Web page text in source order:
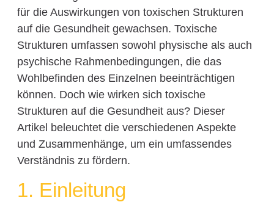
für die Auswirkungen von toxischen Strukturen
auf die Gesundheit gewachsen. Toxische
Strukturen umfassen sowohl physische als auch
psychische Rahmenbedingungen, die das
Wohlbefinden des Einzelnen beeinträchtigen
können. Doch wie wirken sich toxische
Strukturen auf die Gesundheit aus? Dieser
Artikel beleuchtet die verschiedenen Aspekte
und Zusammenhänge, um ein umfassendes
Verständnis zu fördern.
1. Einleitung